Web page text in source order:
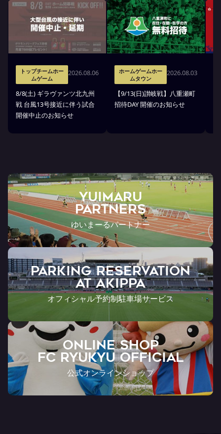
トップチームホー
ムゲーム
2026.08.06
8/8(土) ギラヴァンツ北九州
戦 台風13号接近に伴う試合
開催中止のお知らせ
ホームゲームホー
ムタウン
2026.08.03
【9/13(日)讃岐戦】八重瀬町
招待DAY 開催のお知らせ
YUIMARU
Partners
ゆいまーるパートナー
PARKING RESERVATION
AT Akippa
オフィシャル予約制駐車場サービス
ONLINE SHOP
FC RYUKYU OFFICIAL
公式オンラインショップ